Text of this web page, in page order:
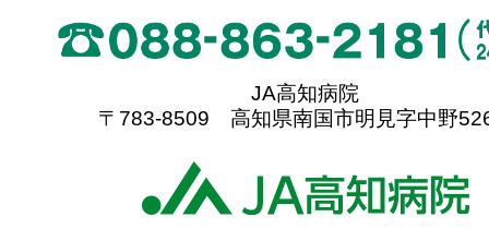
JA高知病院
〒783-8509 高知県南国市明見字中野